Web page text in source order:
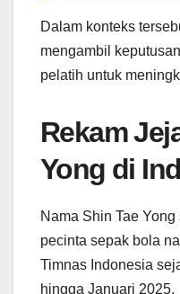
Dalam konteks
mengambil
pelatih untuk
Rekam
Yong di
Nama Shin Tae
pecinta sepak bola
Timnas Indonesia
hingga Januari 2025.